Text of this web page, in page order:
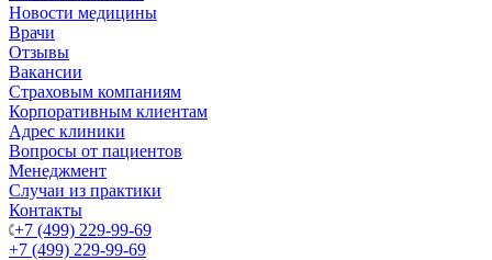
Новости медицины
Врачи
Отзывы
Вакансии
Страховым компаниям
Корпоративным клиентам
Адрес клиники
Вопросы от пациентов
Менеджмент
Случаи из практики
Контакты
+7 (499) 229-99-69
+7 (499) 229-99-69